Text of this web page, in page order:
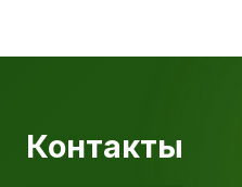
Контакты